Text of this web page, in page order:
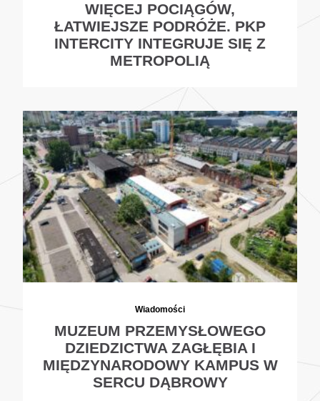
WIĘCEJ POCIĄGÓW,
ŁATWIEJSZE PODRÓŻE. PKP
INTERCITY INTEGRUJE SIĘ Z
METROPOLIĄ
Wiadomości
MUZEUM PRZEMYSŁOWEGO
DZIEDZICTWA ZAGŁĘBIA I
MIĘDZYNARODOWY KAMPUS W
SERCU DĄBROWY